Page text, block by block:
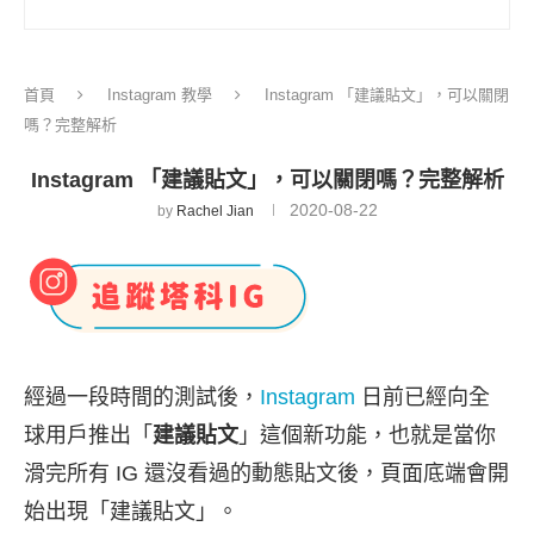
首頁 Instagram 教學
Instagram 「建議貼文」，可以關閉
嗎？完整解析
Instagram 「建議貼文」，可以關閉嗎？完整解析
by Rachel Jian 2020-08-22
經過一段時間的測試後， Instagram 日前已經向全
球用戶推出「 建議貼文 」這個新功能，也就是當你
滑完所有 IG 還沒看過的動態貼文後，頁面底端會開
始出現「建議貼文」。